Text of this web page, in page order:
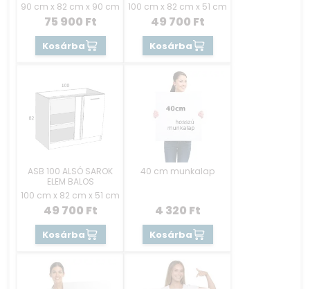
90 cm x 82 cm x 90 cm
75 900 Ft
Kosárba
100 cm x 82 cm x 51 cm
49 700 Ft
Kosárba
ASB 100 ALSÓ SAROK
ELEM BALOS
100 cm x 82 cm x 51 cm
49 700 Ft
Kosárba
40 cm munkalap
4 320 Ft
Kosárba